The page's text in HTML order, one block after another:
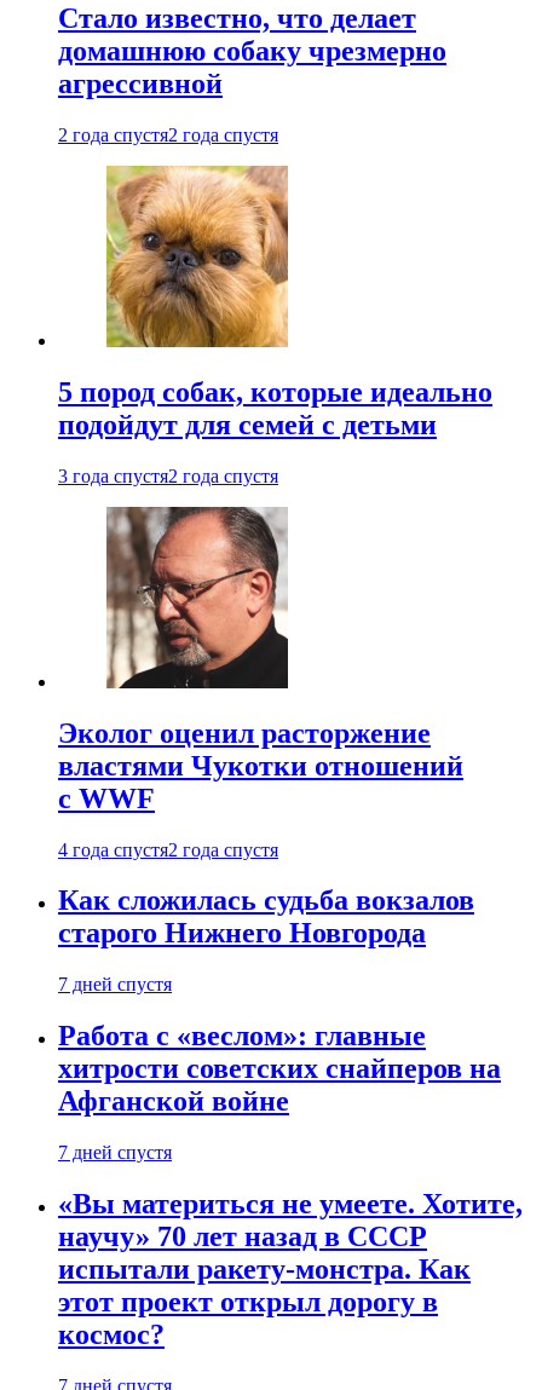
Стало известно, что делает
домашнюю собаку чрезмерно
агрессивной
2 года спустя2 года спустя
5 пород собак, которые идеально
подойдут для семей с детьми
3 года спустя2 года спустя
Эколог оценил расторжение
властями Чукотки отношений
с WWF
4 года спустя2 года спустя
Как сложилась судьба вокзалов
старого Нижнего Новгорода
7 дней спустя
Работа с «веслом»: главные
хитрости советских снайперов на
Афганской войне
7 дней спустя
«Вы материться не умеете. Хотите,
научу» 70 лет назад в СССР
испытали ракету-монстра. Как
этот проект открыл дорогу в
космос?
7 дней спустя